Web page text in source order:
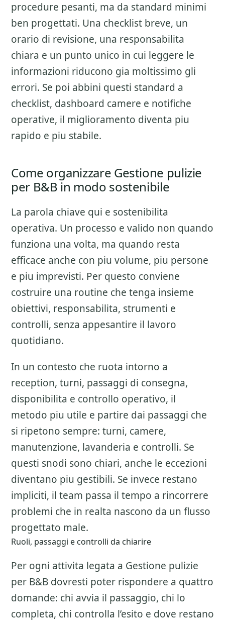
procedure pesanti, ma da standard minimi
ben progettati. Una checklist breve, un
orario di revisione, una responsabilita
chiara e un punto unico in cui leggere le
informazioni riducono gia moltissimo gli
errori. Se poi abbini questi standard a
checklist, dashboard camere e notifiche
operative, il miglioramento diventa piu
rapido e piu stabile.
Come organizzare Gestione pulizie
per B&B in modo sostenibile
La parola chiave qui e sostenibilita
operativa. Un processo e valido non quando
funziona una volta, ma quando resta
efficace anche con piu volume, piu persone
e piu imprevisti. Per questo conviene
costruire una routine che tenga insieme
obiettivi, responsabilita, strumenti e
controlli, senza appesantire il lavoro
quotidiano.
In un contesto che ruota intorno a
reception, turni, passaggi di consegna,
disponibilita e controllo operativo, il
metodo piu utile e partire dai passaggi che
si ripetono sempre: turni, camere,
manutenzione, lavanderia e controlli. Se
questi snodi sono chiari, anche le eccezioni
diventano piu gestibili. Se invece restano
impliciti, il team passa il tempo a rincorrere
problemi che in realta nascono da un flusso
progettato male.
Ruoli, passaggi e controlli da chiarire
Per ogni attivita legata a Gestione pulizie
per B&B dovresti poter rispondere a quattro
domande: chi avvia il passaggio, chi lo
completa, chi controlla l’esito e dove restano